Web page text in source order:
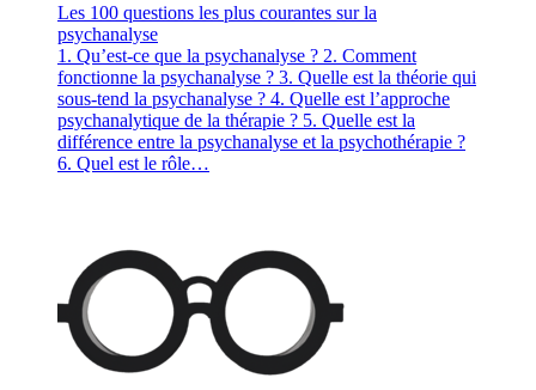
Les 100 questions les plus courantes sur la
psychanalyse
1. Qu’est-ce que la psychanalyse ? 2. Comment
fonctionne la psychanalyse ? 3. Quelle est la théorie qui
sous-tend la psychanalyse ? 4. Quelle est l’approche
psychanalytique de la thérapie ? 5. Quelle est la
différence entre la psychanalyse et la psychothérapie ?
6. Quel est le rôle…